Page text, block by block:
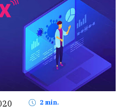
2 min.